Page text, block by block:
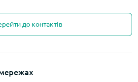
до контактів